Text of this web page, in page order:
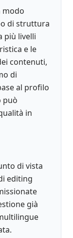
modo
di struttura
più livelli
e le
contenuti,
di
al profilo
può
in
di vista
editing
già